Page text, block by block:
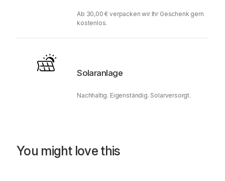
Ab 30,00 € verpacken wir Ihr Geschenk gern
kostenlos.
Solaranlage
Nachhaltig. Eigenständig. Solarversorgt.
You might love this